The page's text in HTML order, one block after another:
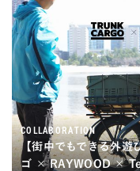
COLLABORATION
【街中でもできる外遊
ゴ × RAYWOOD ×